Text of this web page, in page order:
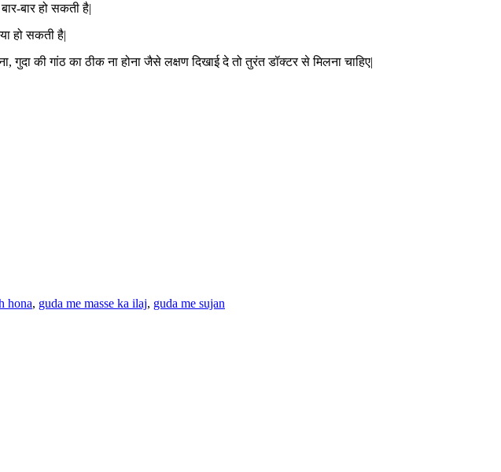
बार हो सकती है|
हो सकती है|
की गांठ का ठीक ना होना जैसे लक्षण दिखाई दे तो तुरंत डॉक्टर से मिलना चाहिए|
hona, guda me masse ka ilaj, guda me sujan